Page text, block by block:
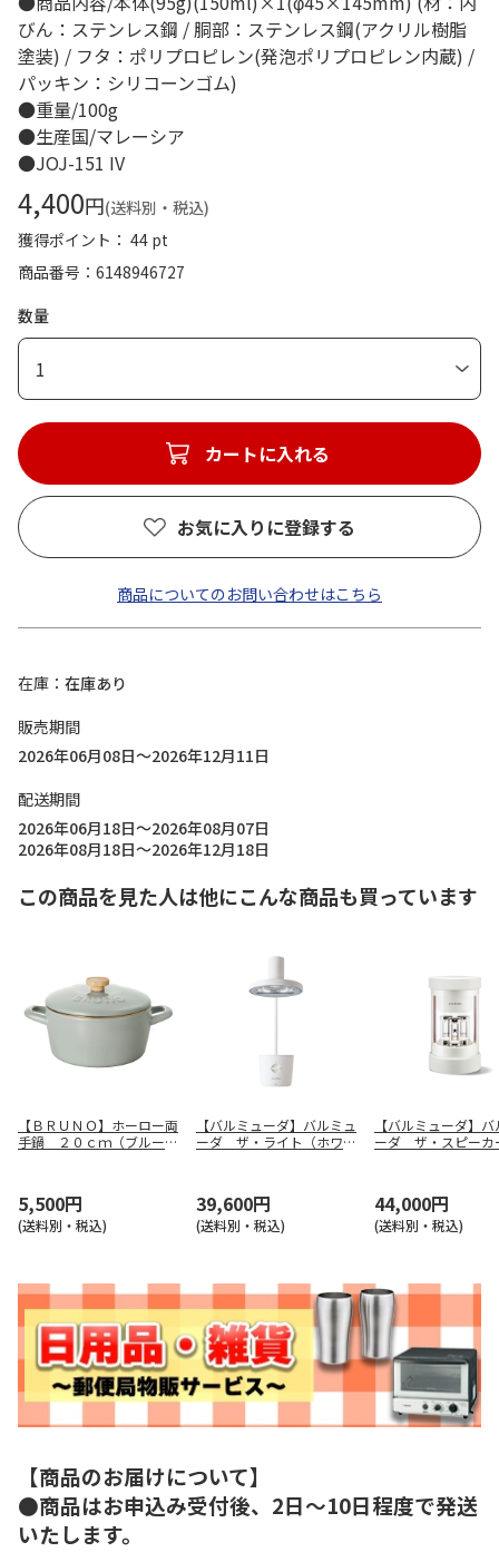
びん：ステンレス鋼 / 胴部：ステンレス鋼(アクリル樹脂
塗装) / フタ：ポリプロピレン(発泡ポリプロピレン内蔵) /
パッキン：シリコーンゴム)
●重量/100g
●生産国/マレーシア
●JOJ-151 IV
4,400円(送料別・税込)
獲得ポイント： 44 pt
商品番号
6148946727
数量
1
カートに入れる
お気に入りに登録する
商品についてのお問い合わせはこちら
在庫
在庫あり
販売期間
2026年06月08日～2026年12月11日
配送期間
2026年06月18日～2026年08月07日
2026年08月18日～2026年12月18日
この商品を見た人は他にこんな商品も買っています
【ＢＲＵＮＯ】ホーロー両
手鍋 ２０ｃｍ（ブルーグ
5,500円
(送料別・税込)
【バルミューダ】バルミュ
ーダ ザ・ライト（ホワイ
39,600円
(送料別・税込)
【バルミューダ】
ーダ ザ・スピーカ
44,000円
(送料別・税込)
【商品のお届けについて】
●商品はお申込み受付後、2日～10日程度で発送
いたします。